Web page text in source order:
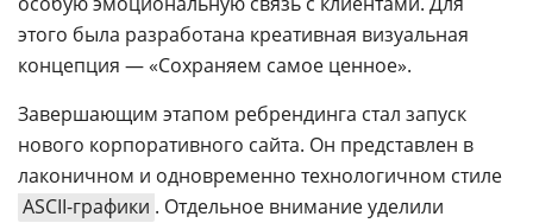
этого была разработана креативная визуальная
концепция — «Сохраняем самое ценное».
Завершающим этапом ребрендинга стал запуск
нового корпоративного сайта. Он представлен в
лаконичном и одновременно технологичном стиле
ASCII-графики . Отдельное внимание уделили